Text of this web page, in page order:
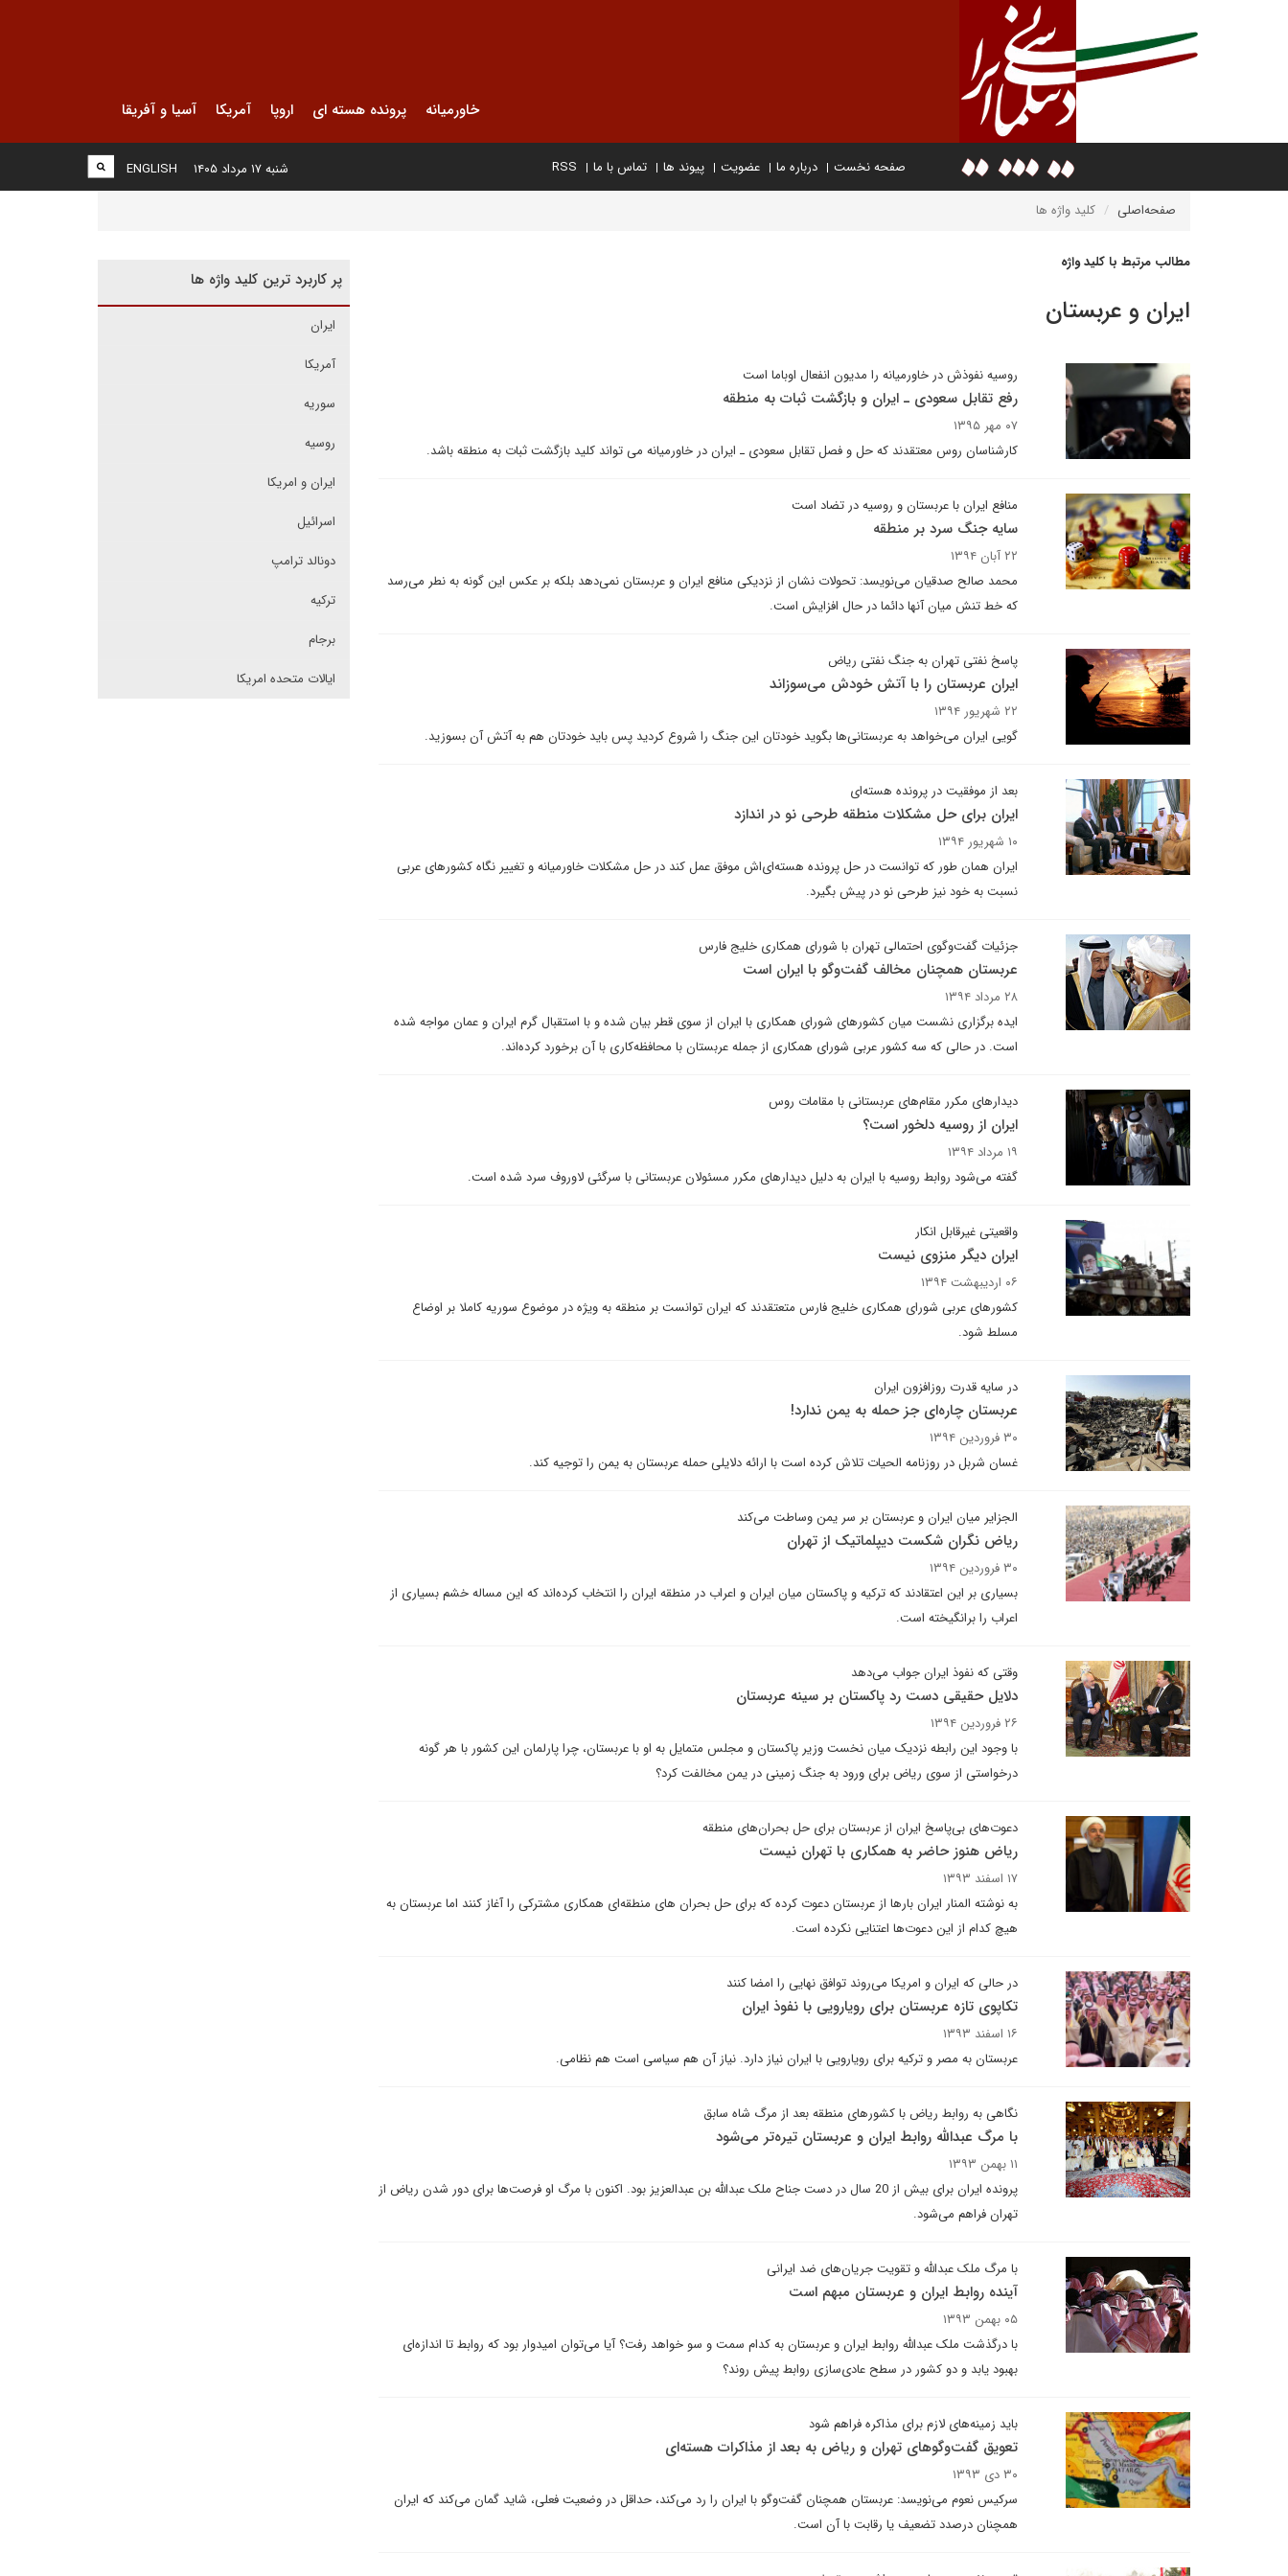
خاورمیانه پرونده هسته ای اروپا آمریکا آسیا و آفریقا
صفحه نخست درباره ما عضویت پیوند ها تماس با ما RSS
ENGLISH شنبه ۱۷ مرداد ۱۴۰۵
صفحه‌اصلی کلید واژه ها
مطالب مرتبط با کلید واژه
ايران و عربستان
روسیه نفوذش در خاورمیانه را مدیون انفعال اوباما است
رفع تقابل سعودی ـ ایران و بازگشت ثبات به منطقه
۰۷ مهر ۱۳۹۵
کارشناسان روس معتقدند که حل و فصل تقابل سعودی ـ ایران در خاورمیانه می تواند کلید بازگشت ثبات به منطقه باشد.
منافع ایران با عربستان و روسیه در تضاد است
سایه جنگ سرد بر منطقه
۲۲ آبان ۱۳۹۴
محمد صالح صدقیان می‌نویسد: تحولات نشان از نزدیکی منافع ایران و عربستان نمی‌دهد بلکه بر عکس این گونه به نطر می‌رسد
که خط تنش میان آنها دائما در حال افزایش است.
پاسخ نفتی تهران به جنگ نفتی ریاض
ایران عربستان را با آتش خودش می‌سوزاند
۲۲ شهریور ۱۳۹۴
گویی ایران می‌خواهد به عربستانی‌ها بگوید خودتان این جنگ را شروع کردید پس باید خودتان هم به آتش آن بسوزید.
بعد از موفقیت در پرونده هسته‌ای
ایران برای حل مشکلات منطقه طرحی نو در اندازد
۱۰ شهریور ۱۳۹۴
ایران همان طور که توانست در حل پرونده هسته‌ای‌اش موفق عمل کند در حل مشکلات خاورمیانه و تغییر نگاه کشورهای عربی
نسبت به خود نیز طرحی نو در پیش بگیرد.
جزئیات گفت‌وگوی احتمالی تهران با شورای همکاری خلیج فارس
عربستان همچنان مخالف گفت‌وگو با ایران است
۲۸ مرداد ۱۳۹۴
ایده برگزاری نشست میان کشورهای شورای همکاری با ایران از سوی قطر بیان شده و با استقبال گرم ایران و عمان مواجه شده
است. در حالی که سه کشور عربی شورای همکاری از جمله عربستان با محافظه‌کاری با آن برخورد کرده‌اند.
دیدارهای مکرر مقام‌های عربستانی با مقامات روس
ایران از روسیه دلخور است؟
۱۹ مرداد ۱۳۹۴
گفته می‌شود روابط روسیه با ایران به دلیل دیدارهای مکرر مسئولان عربستانی با سرگئی لاوروف سرد شده است.
واقعیتی غیرقابل انکار
ایران دیگر منزوی نیست
۰۶ اردیبهشت ۱۳۹۴
کشورهای عربی شورای همکاری خلیج فارس متعتقدند که ایران توانست بر منطقه به ویژه در موضوع سوریه کاملا بر اوضاع
مسلط شود.
در سایه قدرت روزافزون ایران
عربستان چاره‌ای جز حمله به یمن ندارد!
۳۰ فروردین ۱۳۹۴
غسان شربل در روزنامه الحیات تلاش کرده است با ارائه دلایلی حمله عربستان به یمن را توجیه کند.
الجزایر میان ایران و عربستان بر سر یمن وساطت می‌کند
ریاض نگران شکست دیپلماتیک از تهران
۳۰ فروردین ۱۳۹۴
بسیاری بر این اعتقادند که ترکیه و پاکستان میان ایران و اعراب در منطقه ایران را انتخاب کرده‌اند که این مساله خشم بسیاری از
اعراب را برانگیخته است.
وقتی که نفوذ ایران جواب می‌دهد
دلایل حقیقی دست رد پاکستان بر سینه عربستان
۲۶ فروردین ۱۳۹۴
با وجود این رابطه نزدیک میان نخست وزیر پاکستان و مجلس متمایل به او با عربستان، چرا پارلمان این کشور با هر گونه
درخواستی از سوی ریاض برای ورود به جنگ زمینی در یمن مخالفت کرد؟
دعوت‌های بی‌پاسخ ایران از عربستان برای حل بحران‌های منطقه
ریاض هنوز حاضر به همکاری با تهران نیست
۱۷ اسفند ۱۳۹۳
به نوشته المنار ایران بارها از عربستان دعوت کرده که برای حل بحران های منطقه‌ای همکاری مشترکی را آغاز کنند اما عربستان به
هیچ کدام از این دعوت‌ها اعتنایی نکرده است.
در حالی که ایران و امریکا می‌روند توافق نهایی را امضا کنند
تکاپوی تازه عربستان برای رویارویی با نفوذ ایران
۱۶ اسفند ۱۳۹۳
عربستان به مصر و ترکیه برای رویارویی با ایران نیاز دارد. نیاز آن هم سیاسی است هم نظامی.
نگاهی به روابط ریاض با کشورهای منطقه بعد از مرگ شاه سابق
با مرگ عبدالله روابط ایران و عربستان تیره‌تر می‌شود
۱۱ بهمن ۱۳۹۳
پرونده ایران برای بیش از 20 سال در دست جناح ملک عبدالله بن عبدالعزیز بود. اکنون با مرگ او فرصت‌ها برای دور شدن ریاض از
تهران فراهم می‌شود.
با مرگ ملک عبدالله و تقویت جریان‌های ضد ایرانی
آینده روابط ایران و عربستان مبهم است
۰۵ بهمن ۱۳۹۳
با درگذشت ملک عبدالله روابط ایران و عربستان به کدام سمت و سو خواهد رفت؟ آیا می‌توان امیدوار بود که روابط تا اندازه‌ای
بهبود یابد و دو کشور در سطح عادی‌سازی روابط پیش روند؟
باید زمینه‌های لازم برای مذاکره فراهم شود
تعویق گفت‌وگوهای تهران و ریاض به بعد از مذاکرات هسته‌ای
۳۰ دی ۱۳۹۳
سرکیس نعوم می‌نویسد: عربستان همچنان گفت‌وگو با ایران را رد می‌کند، حداقل در وضعیت فعلی، شاید گمان می‌کند که ایران
همچنان درصدد تضعیف یا رقابت با آن است.
پر کاربرد ترین کلید واژه ها
ایران
آمریکا
سوریه
روسیه
ایران و امریکا
اسرائیل
دونالد ترامپ
ترکیه
برجام
ایالات متحده امریکا